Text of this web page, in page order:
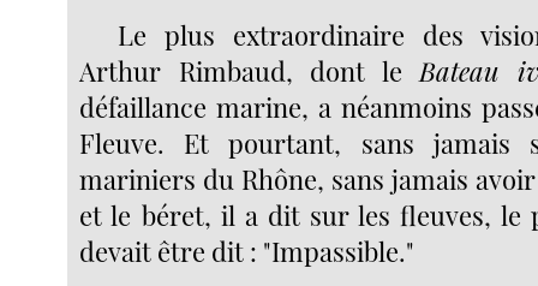
Le plus extraordinaire des
Arthur Rimbaud, dont le Bateau
défaillance marine, a néanmoins
Fleuve. Et pourtant, sans jamais
mariniers du Rhône, sans jamais
et le béret, il a dit sur les fleuves, le
devait être dit : "Impassible."